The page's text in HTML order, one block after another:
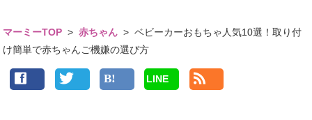
マーミーTOP >赤ちゃん >ベビーカーおもちゃ人気10選！取り付
け簡単で赤ちゃんご機嫌の選び方
LINE